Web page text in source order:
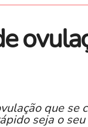
que se
seja o